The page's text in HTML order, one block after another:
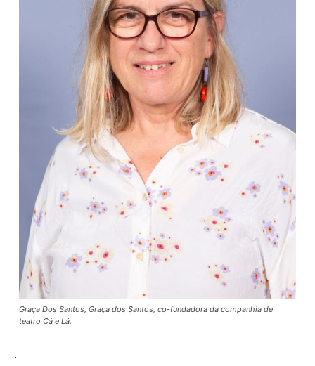
Graça Dos Santos, Graça dos Santos, co-fundadora da companhia de
teatro Cá e Lá.
.